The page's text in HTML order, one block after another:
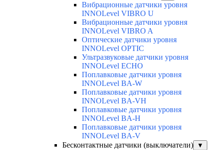
Вибрационные датчики уровня
INNOLevel VIBRO U
Вибрационные датчики уровня
INNOLevel VIBRO A
Оптические датчики уровня
INNOLevel OPTIC
Ультразвуковые датчики уровня
INNOLevel ECHO
Поплавковые датчики уровня
INNOLevel BA-W
Поплавковые датчики уровня
INNOLevel BA-VH
Поплавковые датчики уровня
INNOLevel BA-H
Поплавковые датчики уровня
INNOLevel BA-V
Бесконтактные датчики (выключатели)
▼